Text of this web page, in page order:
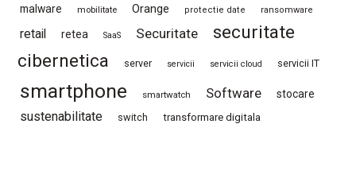
malware mobilitate Orange protectie date ransomware
retail retea SaaS Securitate
securitate
cibernetica
server servicii servicii cloud servicii IT
smartphone smartwatch Software stocare
sustenabilitate switch transformare digitala